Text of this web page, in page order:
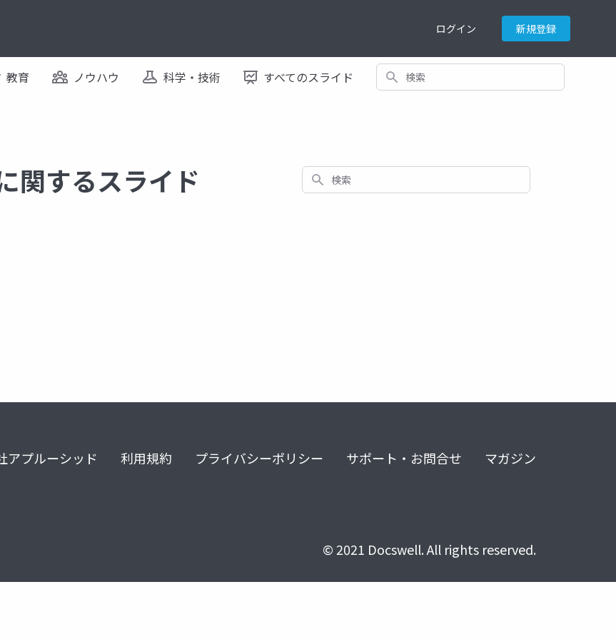
ログイン 新規登録
教育 ノウハウ 科学・技術 すべてのスライド 検索
関するスライド 検索
アプルーシッド 利用規約 プライバシーポリシー サポート・お問合せ マガジン
© 2021 Docswell. All rights reserved.